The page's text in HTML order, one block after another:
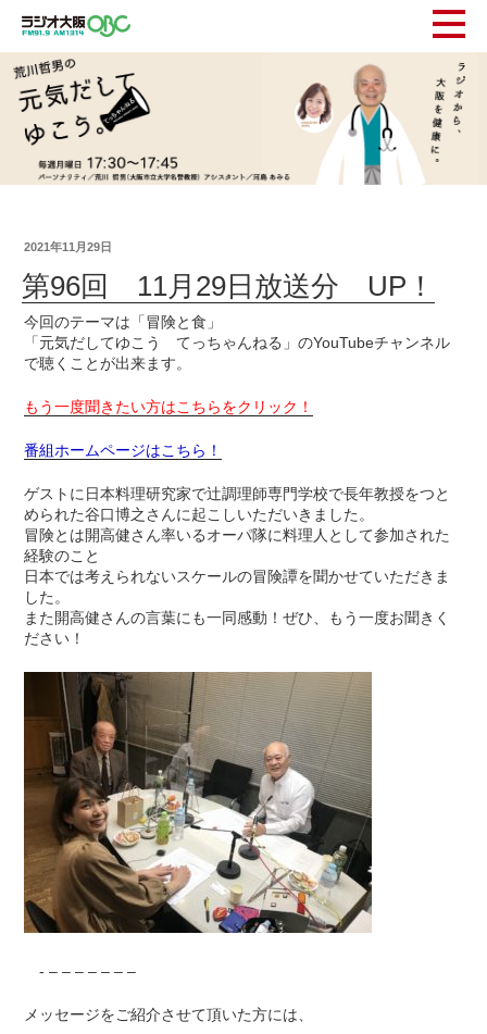
2021年11月29日
第96回 11月29日放送分 UP！
今回のテーマは「冒険と食」
「元気だしてゆこう てっちゃんねる」のYouTubeチャンネル
で聴くことが出来ます。
もう一度聞きたい方はこちらをクリック！
番組ホームページはこちら！
ゲストに日本料理研究家で辻調理師専門学校で長年教授をつと
められた谷口博之さんに起こしいただいきました。
冒険とは開高健さん率いるオーパ隊に料理人として参加された
経験のこと
日本では考えられないスケールの冒険譚を聞かせていただきま
した。
また開高健さんの言葉にも一同感動！ぜひ、もう一度お聞きく
ださい！
- – – – – – – –
メッセージをご紹介させて頂いた方には、